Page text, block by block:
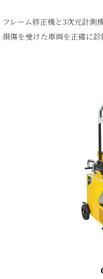
フレーム修正機と3次元計測
損傷を受けた車両を正確に